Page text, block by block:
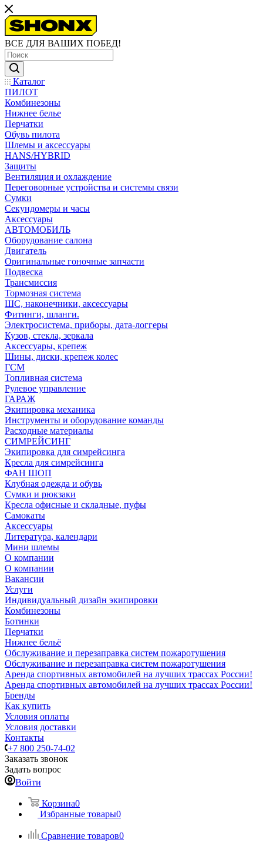
ВСЕ ДЛЯ ВАШИХ ПОБЕД!
Каталог
ПИЛОТ
Комбинезоны
Нижнее белье
Перчатки
Обувь пилота
Шлемы и аксессуары
HANS/HYBRID
Защиты
Вентиляция и охлаждение
Переговорные устройства и системы связи
Сумки
Секундомеры и часы
Аксессуары
АВТОМОБИЛЬ
Оборудование салона
Двигатель
Оригинальные гоночные запчасти
Подвеска
Трансмиссия
Тормозная система
ШС, наконечники, аксессуары
Фитинги, шланги.
Электросистема, приборы, дата-логгеры
Кузов, стекла, зеркала
Аксессуары, крепеж
Шины, диски, крепеж колес
ГСМ
Топливная система
Рулевое управление
ГАРАЖ
Экипировка механика
Инструменты и оборудование команды
Расходные материалы
СИМРЕЙСИНГ
Экипировка для симрейсинга
Кресла для симрейсинга
ФАН ШОП
Клубная одежда и обувь
Сумки и рюкзаки
Кресла офисные и складные, пуфы
Самокаты
Аксессуары
Литература, календари
Мини шлемы
О компании
О компании
Вакансии
Услуги
Индивидуальный дизайн экипировки
Комбинезоны
Ботинки
Перчатки
Нижнее бельё
Обслуживание и перезаправка систем пожаротушения
Обслуживание и перезаправка систем пожаротушения
Аренда спортивных автомобилей на лучших трассах России!
Аренда спортивных автомобилей на лучших трассах России!
Бренды
Как купить
Условия оплаты
Условия доставки
Контакты
+7 800 250-74-02
Заказать звонок
Задать вопрос
Войти
Корзина0
Избранные товары0
Сравнение товаров0